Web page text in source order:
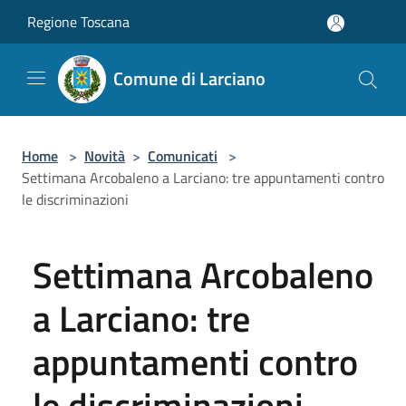
Regione Toscana
Comune di Larciano
Home > Novità > Comunicati >
Settimana Arcobaleno a Larciano: tre appuntamenti contro
le discriminazioni
Settimana Arcobaleno
a Larciano: tre
appuntamenti contro